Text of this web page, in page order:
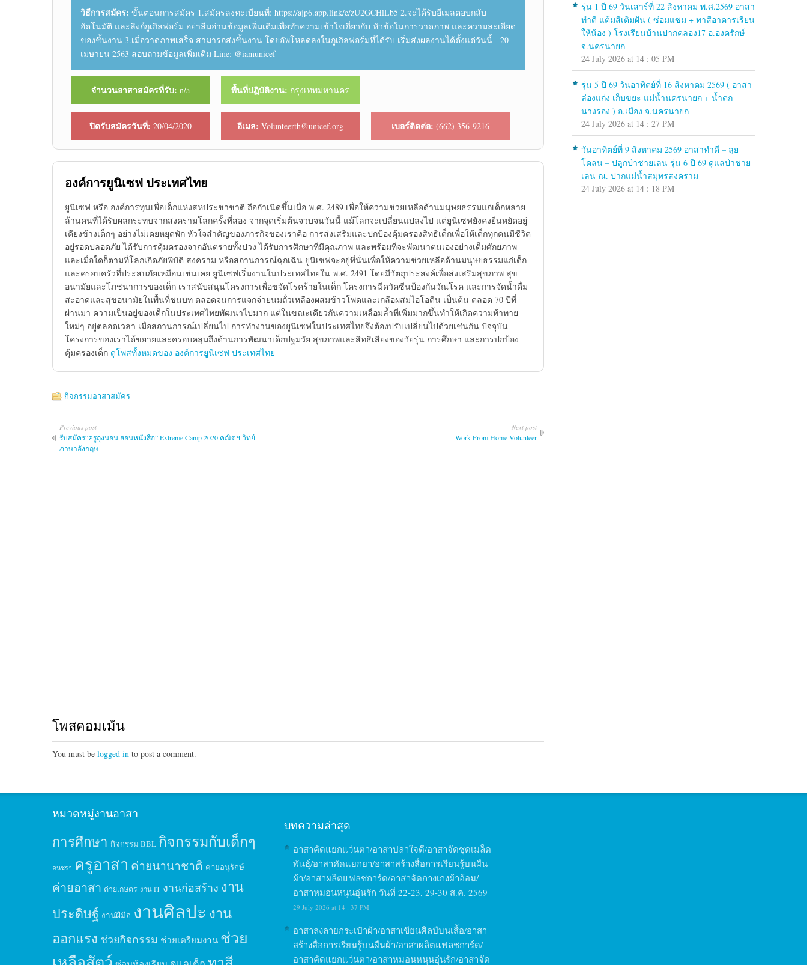
วิธีการสมัคร: ขั้นตอนการสมัคร 1.สมัครลงทะเบียนที่: https://ajp6.app.link/e/zU2GCHlLb5 2.จะได้รับอีเมลตอบกลับ
อัตโนมัติ และลิงก์กูเกิลฟอร์ม อย่าลืมอ่านข้อมูลเพิ่มเติมเพื่อทำความเข้าใจเกี่ยวกับ หัวข้อในการวาดภาพ และความละเอียด
ของชิ้นงาน 3.เมื่อวาดภาพเสร็จ สามารถส่งชิ้นงาน โดยอัพโหลดลงในกูเกิลฟอร์มที่ได้รับ เริ่มส่งผลงานได้ตั้งแต่วันนี้ - 20
เมษายน 2563 สอบถามข้อมูลเพิ่มเติม Line: @iamunicef
จำนวนอาสาสมัครที่รับ: n/a พื้นที่ปฏิบัติงาน: กรุงเทพมหานคร
ปิดรับสมัครวันที่: 20/04/2020 อีเมล: Volunteerth@unicef.org เบอร์ติดต่อ: (662) 356-9216
องค์การยูนิเซฟ ประเทศไทย
ยูนิเซฟ หรือ องค์การทุนเพื่อเด็กแห่งสหประชาชาติ ถือกำเนิดขึ้นเมื่อ พ.ศ. 2489 เพื่อให้ความช่วยเหลือด้านมนุษยธรรมแก่เด็กหลาย
ล้านคนที่ได้รับผลกระทบจากสงครามโลกครั้งที่สอง จากจุดเริ่มต้นจวบจนวันนี้ แม้โลกจะเปลี่ยนแปลงไป แต่ยูนิเซฟยังคงยืนหยัดอยู่
เคียงข้างเด็กๆ อย่างไม่เคยหยุดพัก หัวใจสำคัญของภารกิจของเราคือ การส่งเสริมและปกป้องคุ้มครองสิทธิเด็กเพื่อให้เด็กทุกคนมีชีวิต
อยู่รอดปลอดภัย ได้รับการคุ้มครองจากอันตรายทั้งปวง ได้รับการศึกษาที่มีคุณภาพ และพร้อมที่จะพัฒนาตนเองอย่างเต็มศักยภาพ
และเมื่อใดก็ตามที่โลกเกิดภัยพิบัติ สงคราม หรือสถานการณ์ฉุกเฉิน ยูนิเซฟจะอยู่ที่นั่นเพื่อให้ความช่วยเหลือด้านมนุษยธรรมแก่เด็ก
และครอบครัวที่ประสบภัยเหมือนเช่นเคย ยูนิเซฟเริ่มงานในประเทศไทยใน พ.ศ. 2491 โดยมีวัตถุประสงค์เพื่อส่งเสริมสุขภาพ สุข
อนามัยและโภชนาการของเด็ก เราสนับสนุนโครงการเพื่อขจัดโรคร้ายในเด็ก โครงการฉีดวัคซีนป้องกันวัณโรค และการจัดน้ำดื่ม
สะอาดและสุขอนามัยในพื้นที่ชนบท ตลอดจนการแจกจ่ายนมถั่วเหลืองผสมข้าวโพดและเกลือผสมไอโอดีน เป็นต้น ตลอด 70 ปีที่
ผ่านมา ความเป็นอยู่ของเด็กในประเทศไทยพัฒนาไปมาก แต่ในขณะเดียวกันความเหลื่อมล้ำที่เพิ่มมากขึ้นทำให้เกิดความท้าทาย
ใหม่ๆ อยู่ตลอดเวลา เมื่อสถานการณ์เปลี่ยนไป การทำงานของยูนิเซฟในประเทศไทยจึงต้องปรับเปลี่ยนไปด้วยเช่นกัน ปัจจุบัน
โครงการของเราได้ขยายและครอบคลุมถึงด้านการพัฒนาเด็กปฐมวัย สุขภาพและสิทธิเสียงของวัยรุ่น การศึกษา และการปกป้อง
คุ้มครองเด็ก ดูโพสทั้งหมดของ องค์การยูนิเซฟ ประเทศไทย
กิจกรรมอาสาสมัคร
Previous post
รับสมัคร“ครูถุงนอน สอนหนังสือ” Extreme Camp 2020 คณิตฯ วิทย์
ภาษาอังกฤษ
Next post
Work From Home Volunteer
โพสคอมเม้น
You must be logged in to post a comment.
รุ่น 1 ปี 69 วันเสาร์ที่ 22 สิงหาคม พ.ศ.2569 อาสา
ทำดี แต้มสีเติมฝัน ( ซ่อมแซม + ทาสีอาคารเรียน
ให้น้อง ) โรงเรียนบ้านปากคลอง17 อ.องครักษ์
จ.นครนายก
24 July 2026 at 14 : 05 PM
รุ่น 5 ปี 69 วันอาทิตย์ที่ 16 สิงหาคม 2569 ( อาสา
ล่องแก่ง เก็บขยะ แม่น้ำนครนายก + น้ำตก
นางรอง ) อ.เมือง จ.นครนายก
24 July 2026 at 14 : 27 PM
วันอาทิตย์ที่ 9 สิงหาคม 2569 อาสาทำดี – ลุย
โคลน – ปลูกป่าชายเลน รุ่น 6 ปี 69 ดูแลป่าชาย
เลน ณ. ปากแม่น้ำสมุทรสงคราม
24 July 2026 at 14 : 18 PM
หมวดหมู่งานอาสา
การศึกษา กิจกรรม BBL กิจกรรมกับเด็กๆ
คนชรา ครูอาสา ค่ายนานาชาติ ค่ายอนุรักษ์
ค่ายอาสา ค่ายเกษตร งาน IT งานก่อสร้าง งาน
ประดิษฐ์ งานฝีมือ งานศิลปะ งาน
ออกแรง ช่วยกิจกรรม ช่วยเตรียมงาน ช่วย
บทความล่าสุด
อาสาคัดแยกแว่นตา/อาสาปลาใจดี/อาสาจัดชุดเมล็ด
พันธุ์/อาสาคัดแยกยา/อาสาสร้างสื่อการเรียนรู้บนผืน
ผ้า/อาสาผลิตแฟลชการ์ด/อาสาจัดกางเกงผ้าอ้อม/
อาสาหมอนหนุนอุ่นรัก วันที่ 22-23, 29-30 ส.ค. 2569
29 July 2026 at 14 : 37 PM
อาสาลงลายกระเป๋าผ้า/อาสาเขียนศิลป์บนเสื้อ/อาสา
สร้างสื่อการเรียนรู้บนผืนผ้า/อาสาผลิตแฟลชการ์ด/
อาสาคัดแยกแว่นตา/อาสาหมอนหนุนอุ่นรัก/อาสาจัด